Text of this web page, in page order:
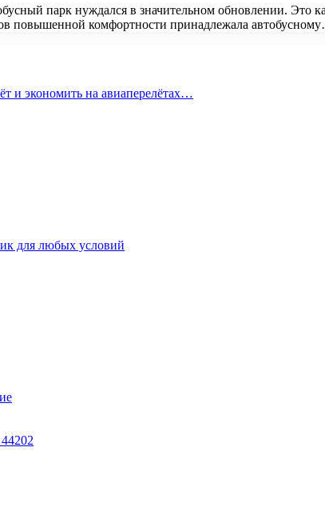
парк нуждался в значительном обновлении. Это
повышенной комфортности принадлежала
и экономить на авиаперелётах…
для любых условий